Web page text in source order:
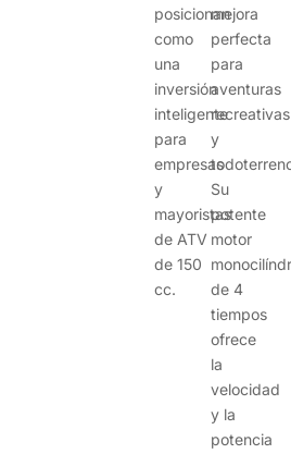
posicionan
como
una
inversión
inteligente
para
empresas
y
mayoristas
de ATV
de 150
cc.
mejora
perfecta
para
aventuras
recreativas
y
Su
potente
motor
de 4
tiempos
ofrece
la
velocidad
y la
potencia